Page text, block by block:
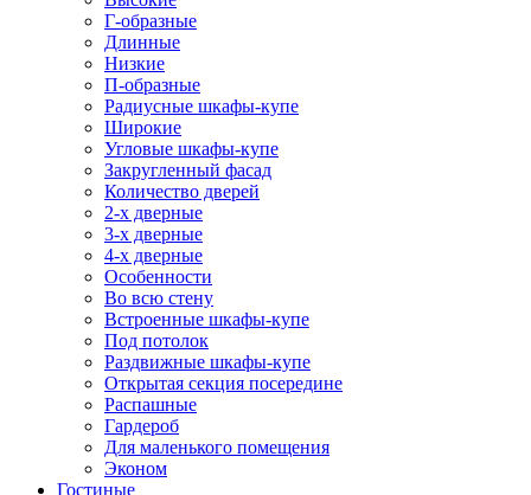
Г-образные
Длинные
Низкие
П-образные
Радиусные шкафы-купе
Широкие
Угловые шкафы-купе
Закругленный фасад
Количество дверей
2-х дверные
3-х дверные
4-х дверные
Особенности
Во всю стену
Встроенные шкафы-купе
Под потолок
Раздвижные шкафы-купе
Открытая секция посередине
Распашные
Гардероб
Для маленького помещения
Эконом
Гостиные